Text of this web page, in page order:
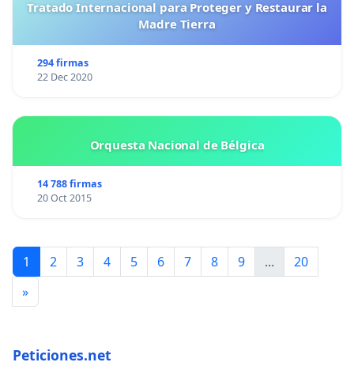
Tratado Internacional para Proteger y Restaurar la
Madre Tierra
294 firmas
22 Dec 2020
Orquesta Nacional de Bélgica
14 788 firmas
20 Oct 2015
1 2 3 4 5 6 7 8 9 ...
20
»
Peticiones.net